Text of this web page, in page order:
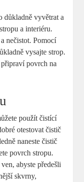
důkladně vyvětrat a
a interiéru.
nečistot. Pomocí
vysajte strop.
povrch na
použít čistící
otestovat čistič
naneste čistič
povrch stropu.
abyste předešli
skvrny,